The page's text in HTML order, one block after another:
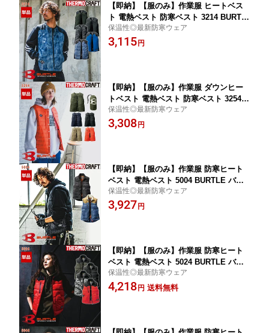
【即納】【服のみ】作業服 ヒートベス
ト 電熱ベスト 防寒ベスト 3214 BURTL
E バートル 作業着 ワークウェア 防寒服
防寒着 [サーモクラフト対応] [返品・交
保温性◎最新防寒ウェア
3,115 円
【即納】【服のみ】作業服 ダウンヒー
トベスト 電熱ベスト 防寒ベスト 3254 B
URTLE バートル 作業着 ワークウェア
防寒服 防寒着 [サーモクラフト対応] [返
保温性◎最新防寒ウェア
3,308 円
【即納】【服のみ】作業服 防寒ヒート
ベスト 電熱ベスト 5004 BURTLE バー
トル 作業着 ワークウェア 防寒服 防寒
着 [サーモクラフト対応] [返品・交換不
保温性◎最新防寒ウェア
3,927 円
【即納】【服のみ】作業服 防寒ヒート
ベスト 電熱ベスト 5024 BURTLE バー
トル 作業着 ワークウェア 防寒服 防寒
着 [サーモクラフト対応] [返品・交換不
保温性◎最新防寒ウェア
4,218 円 送料無料